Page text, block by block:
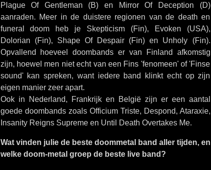
Plague Of Gentleman (B) en Mirror Of Deception (D)
aanraden. Meer in de duistere regionen van de death en
funeral doom heb je Skepticism (Fin), Evoken (USA),
Dolorian (Fin), Shape Of Despair (Fin) en Unholy (Fin).
Opvallend hoeveel doombands er van Finland afkomstig
zijn, hoewel men niet echt van een Fins 'fenomeen' of 'Finse
sound' kan spreken, want iedere band klinkt echt op zijn
eigen manier zeer apart.
Ook in Nederland, Frankrijk en België zijn er een aantal
goede doombands zoals Officium Triste, Despond, Ataraxie,
Insanity Reigns Supreme en Until Death Overtakes Me.
Wat vinden julie de beste doommetal band aller tijden, en
welke doom-metal groep de beste live band?